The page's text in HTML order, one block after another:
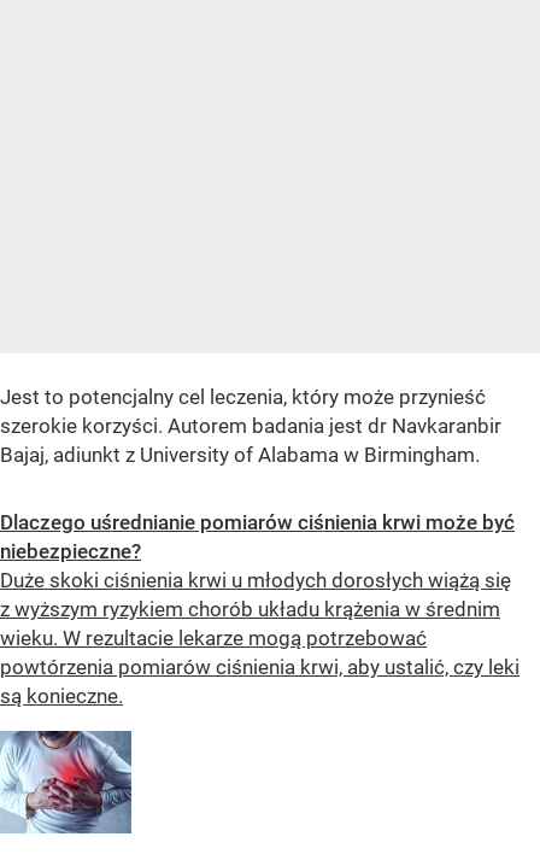
Jest to potencjalny cel leczenia, który może przynieść
szerokie korzyści. Autorem badania jest dr Navkaranbir
Bajaj, adiunkt z University of Alabama w Birmingham.
Dlaczego uśrednianie pomiarów ciśnienia krwi może być
niebezpieczne?
Duże skoki ciśnienia krwi u młodych dorosłych wiążą się
z wyższym ryzykiem chorób układu krążenia w średnim
wieku. W rezultacie lekarze mogą potrzebować
powtórzenia pomiarów ciśnienia krwi, aby ustalić, czy leki
są konieczne.